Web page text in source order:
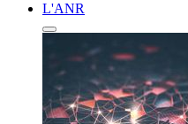
L'ANR